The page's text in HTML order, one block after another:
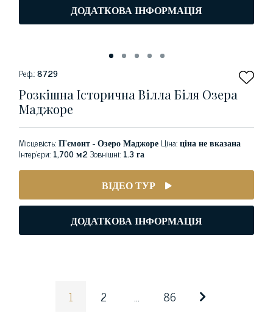
ДОДАТКОВА ІНФОРМАЦІЯ
Реф.:8729
Розкішна Історична Вілла Біля Озера
Маджоре
Місцевість:П’ємонт - Озеро Маджоре Ціна:ціна не вказана
Інтер'єри: 1,700 м2Зовнішні: 1.3 га
ВІДЕО ТУР
ДОДАТКОВА ІНФОРМАЦІЯ
1 2 ... 86